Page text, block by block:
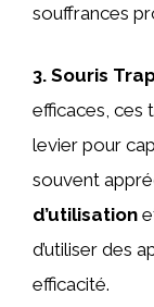
souffrances
3. Souris
efficaces, ces
levier pour
souvent
d’utilisation
d’utiliser des
efficacité.